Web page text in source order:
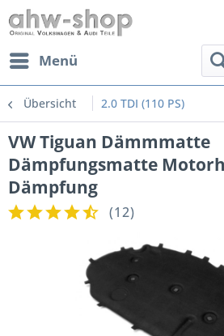
Menü
Übersicht 2.0 TDI (110 PS)
VW Tiguan Dämmmatte
Dämpfungsmatte
Dämpfung
(12)